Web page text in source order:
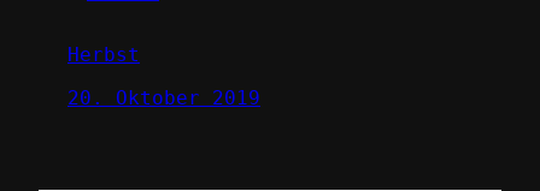
Herbst
20. Oktober 2019